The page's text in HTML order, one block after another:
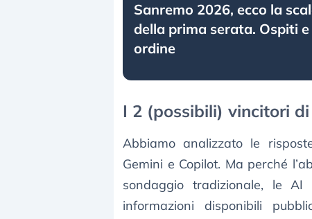
Sanremo 2026, ecco la
della prima serata. Ospiti
ordine
I 2 (possibili) vincitori
Abbiamo analizzato le
Gemini e Copilot. Ma perché
sondaggio tradizionale, le
informazioni disponibili